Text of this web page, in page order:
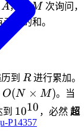
P14357
A
A，有M
M 次询问，
素的和。
到 R
R进行累加。
O(N
\times
M)
O(N × M)。当
10^{10}
1010 ，必然超